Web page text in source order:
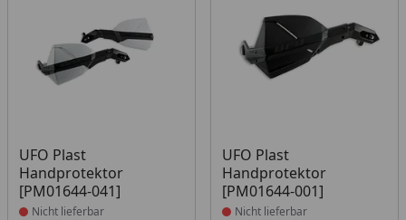
UFO Plast
Handprotektor
[PM01644-041]
Produkt nicht lieferbar
Nicht lieferbar
UFO Plast
Handprotektor
[PM01644-001]
Produkt nicht lieferbar
Nicht lieferbar